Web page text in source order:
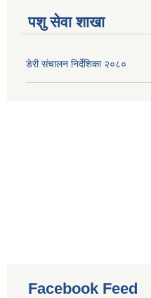
पशु सेवा शाखा
डेरी संचालन निर्देशिका २०८०
Facebook Feed